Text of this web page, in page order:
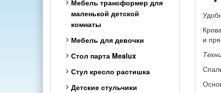
Мебель трансформер для
маленькой детской
комнаты
Мебель для девочки
Стол парта Mealux
Стул кресло растишка
Детские стульчики
и